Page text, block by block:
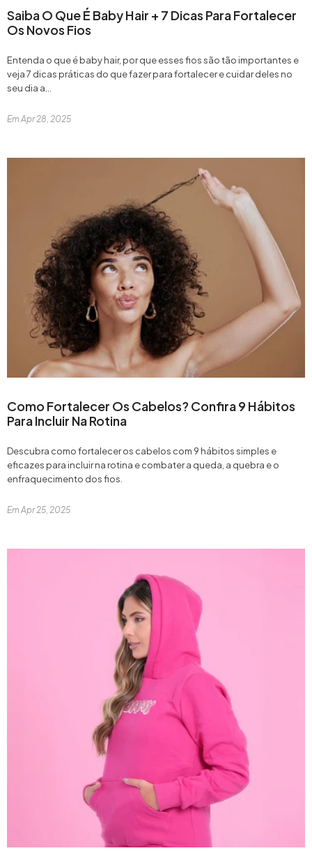
Saiba O Que É Baby Hair + 7 Dicas Para Fortalecer
Os Novos Fios
Entenda o que é baby hair, por que esses fios são tão importantes e
veja 7 dicas práticas do que fazer para fortalecer e cuidar deles no
seu dia a...
Em Apr 28, 2025
Como Fortalecer Os Cabelos? Confira 9 Hábitos
Para Incluir Na Rotina
Descubra como fortalecer os cabelos com 9 hábitos simples e
eficazes para incluir na rotina e combater a queda, a quebra e o
enfraquecimento dos fios.
Em Apr 25, 2025